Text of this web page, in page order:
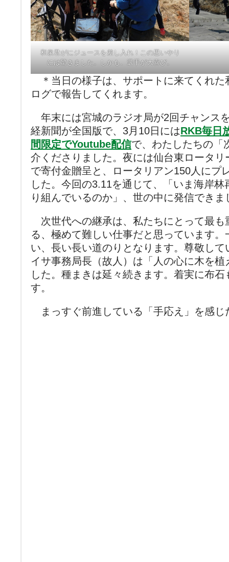
和泉君がにジュースを差し入れ！この思いやり
には驚きました。しかも、選手が大喜び。
＊当日の様子は、サポートに来てくれた
ログで報告してくれます。
年末には宮城のラジオ局が2回チャンス
経新聞が全国版で、3月10日にはRKB毎日
間限定でYoutube配信で、わたしたちの「
介くださりました。夜には仙台東ロータ
で寄付金贈呈と、ロータリアン150人にプ
した。今回の3.11を通じて、「いま海岸
り組んでいるのか」、世の中に発信できま
次世代への継承は、私たちにとって最も
る、極めて難しい仕事だと思っています
い、長い長い道のりとなります。尊敬し
イサ事務局長（故人）は「人の心に木を
した。種まきは延々続きます。着実に布
す。
まっすぐ前進している「手応え」を感じ